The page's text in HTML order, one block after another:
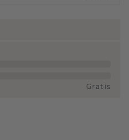
Gratis